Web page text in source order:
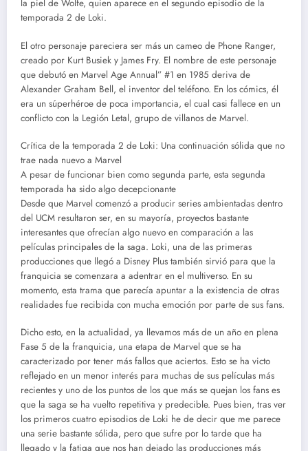
la piel de Wolfe, quien aparece en el segundo episodio de la
temporada 2 de Loki.
El otro personaje pareciera ser más un cameo de Phone Ranger,
creado por Kurt Busiek y James Fry. El nombre de este personaje
que debutó en Marvel Age Annual” #1 en 1985 deriva de
Alexander Graham Bell, el inventor del teléfono. En los cómics, él
era un súperhéroe de poca importancia, el cual casi fallece en un
conflicto con la Legión Letal, grupo de villanos de Marvel.
Crítica de la temporada 2 de Loki: Una continuación sólida que no
trae nada nuevo a Marvel
A pesar de funcionar bien como segunda parte, esta segunda
temporada ha sido algo decepcionante
Desde que Marvel comenzó a producir series ambientadas dentro
del UCM resultaron ser, en su mayoría, proyectos bastante
interesantes que ofrecían algo nuevo en comparación a las
películas principales de la saga. Loki, una de las primeras
producciones que llegó a Disney Plus también sirvió para que la
franquicia se comenzara a adentrar en el multiverso. En su
momento, esta trama que parecía apuntar a la existencia de otras
realidades fue recibida con mucha emoción por parte de sus fans.
Dicho esto, en la actualidad, ya llevamos más de un año en plena
Fase 5 de la franquicia, una etapa de Marvel que se ha
caracterizado por tener más fallos que aciertos. Esto se ha victo
reflejado en un menor interés para muchas de sus películas más
recientes y uno de los puntos de los que más se quejan los fans es
que la saga se ha vuelto repetitiva y predecible. Pues bien, tras ver
los primeros cuatro episodios de Loki he de decir que me parece
una serie bastante sólida, pero que sufre por lo tarde que ha
llegado y la fatiga que nos han dejado las producciones más